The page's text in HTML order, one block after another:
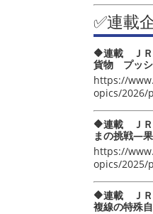
✅連載
🔶連載 ＪＲ
貨物 プッシ
https://
opics/2026/
🔶連載 ＪＲ
まの挑戦―
https://
opics/2025/
🔶連載 Ｊ
複線の特殊